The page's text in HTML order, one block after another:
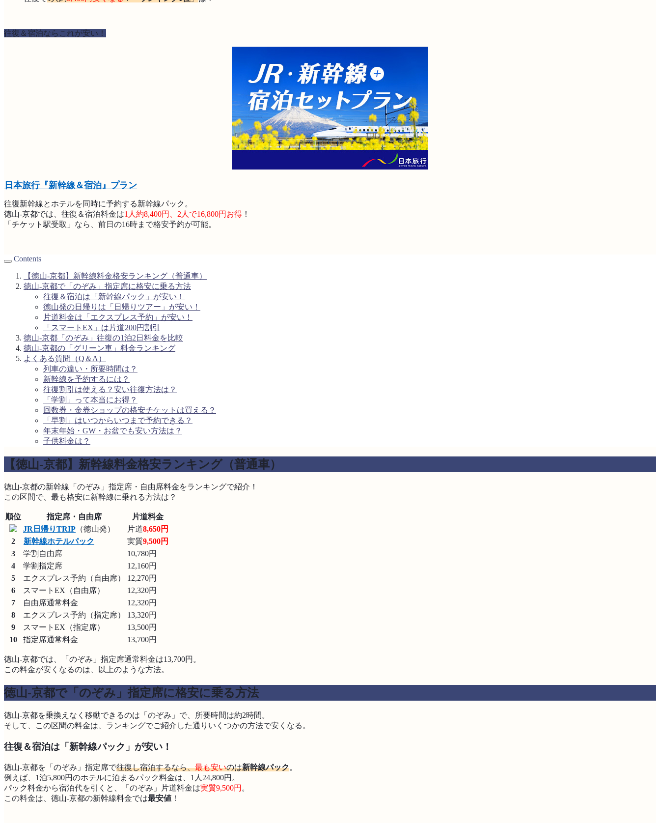
往復＆宿泊ならこれが安い！
日本旅行『新幹線＆宿泊』プラン
往復新幹線とホテルを同時に予約する新幹線パック。
徳山-京都では、往復＆宿泊料金は1人約8,400円、2人で16,800円お得 ！
「チケット駅受取」なら、前日の16時まで格安予約が可能。
Contents
【徳山-京都】新幹線料金格安ランキング（普通車）
徳山-京都で「のぞみ」指定席に格安に乗る方法
往復＆宿泊は「新幹線パック」が安い！
徳山発の日帰りは「日帰りツアー」が安い！
片道料金は「エクスプレス予約」が安い！
「スマートEX」は片道200円割引
徳山-京都「のぞみ」往復の1泊2日料金を比較
徳山-京都の「グリーン車」料金ランキング
よくある質問（Q＆A）
列車の違い・所要時間は？
新幹線を予約するには？
往復割引は使える？安い往復方法は？
「学割」って本当にお得？
回数券・金券ショップの格安チケットは買える？
「早割」はいつからいつまで予約できる？
年末年始・GW・お盆でも安い方法は？
子供料金は？
【徳山-京都】新幹線料金格安ランキング（普通車）
徳山‐京都の新幹線「のぞみ」指定席・自由席料金をランキングで紹介！
この区間で、最も格安に新幹線に乗れる方法は？
順位 指定席・自由席
片道料金
JR日帰りTRIP （徳山発） 片道8,650円
2
新幹線ホテルパック 実質9,500円
3
学割自由席
10,780円
4
学割指定席
12,160円
5
エクスプレス予約（自由席）
12,270円
6
スマートEX（自由席）
12,320円
7
自由席通常料金
12,320円
8
エクスプレス予約（指定席）
13,320円
9
スマートEX（指定席）
13,500円
10
指定席通常料金 13,700円
徳山‐京都では、「のぞみ」指定席通常料金は13,700円。
この料金が安くなるのは、以上のような方法。
徳山-京都で「のぞみ」指定席に格安に乗る方法
徳山‐京都を乗換えなく移動できるのは「のぞみ」で、所要時間は約2時間。
そして、この区間の料金は、ランキングでご紹介した通りいくつかの方法で安くなる。
往復＆宿泊は「新幹線パック」が安い！
徳山‐京都を「のぞみ」指定席で往復し宿泊するなら、最も安いのは新幹線パック。
例えば、1泊5,800円のホテルに泊まるパック料金は、1人24,800円。
パック料金から宿泊代を引くと、「のぞみ」片道料金は実質9,500円 。
この料金は、徳山-京都の新幹線料金では最安値 ！